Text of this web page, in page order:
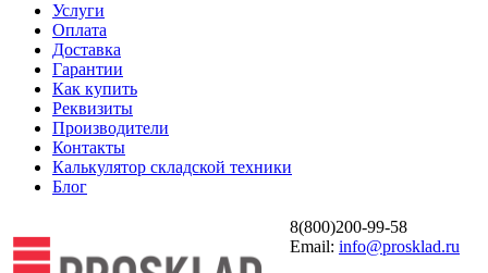
Услуги
Оплата
Доставка
Гарантии
Как купить
Реквизиты
Производители
Контакты
Калькулятор складской техники
Блог
8(800)200-99-58
Email: info@prosklad.ru